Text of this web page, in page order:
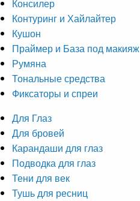
Консилер
Контуринг и Хайлайтер
Кушон
Праймер и База под макияж
Румяна
Тональные средства
Фиксаторы и спреи
Для Глаз
Для бровей
Карандаши для глаз
Подводка для глаз
Тени для век
Тушь для ресниц